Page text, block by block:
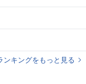
ンキングをもっと見る